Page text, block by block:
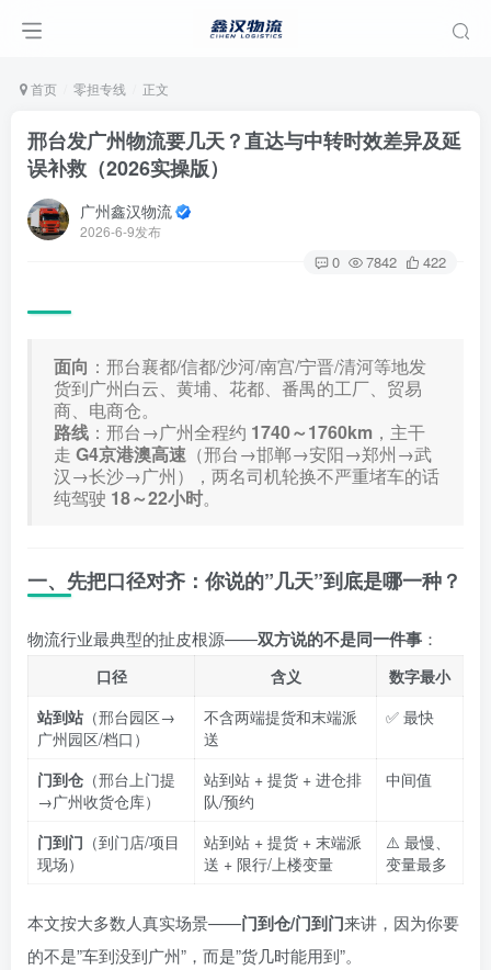
首页 零担专线 正文
邢台发广州物流要几天？直达与中转时效差异及延
误补救（2026实操版）
广州鑫汉物流
2026-6-9发布
0 7842 422
面向 ：邢台襄都/信都/沙河/南宫/宁晋/清河等地发
货到广州白云、黄埔、花都、番禺的工厂、贸易
商、电商仓。
路线 ：邢台→广州全程约 1740～1760km ，主干
走 G4京港澳高速 （邢台→邯郸→安阳→郑州→武
汉→长沙→广州），两名司机轮换不严重堵车的话
纯驾驶 18～22小时。
一、先把口径对齐：你说的”几天”到底是哪一种？
物流行业最典型的扯皮根源——双方说的不是同一件事 ：
口径 含义
数字最小
站到站 （邢台园区→
广州园区/档口）
不含两端提货和末端派
送
✅ 最快
门到仓 （邢台上门提
→广州收货仓库）
站到站 + 提货 + 进仓排
队/预约
中间值
门到门 （到门店/项目
现场）
站到站 + 提货 + 末端派
送 + 限行/上楼变量
⚠️ 最慢、
变量最多
本文按大多数人真实场景——门到仓/门到门来讲，因为你要
的不是”车到没到广州”，而是”货几时能用到”。